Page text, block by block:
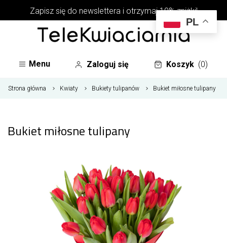
Zapisz się do newslettera i otrzymaj 10% zniżki!
Menu Zaloguj się Koszyk (0)
Strona główna Kwiaty Bukiety tulipanów Bukiet miłosne tulipany
Bukiet miłosne tulipany
PL